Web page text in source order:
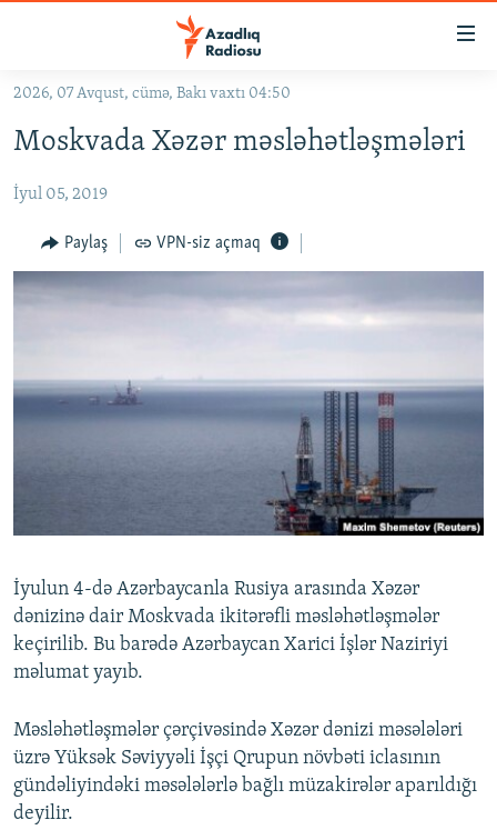
Əsas
qayıt
naviqasiyaya
Axtarışa
keç
KORRUPSIOMETR
#ƏSLINDƏ
FƏRQƏ BAX
MULTIMEDIA
AZƏRBAYCAN ƏDƏBIYYATI KITABXANASI
İZ - MƏDƏNIYYƏT PROQRAMI
MATERIALLARIMIZDAN ISTIFADƏ
AZADLIQRADIOSU MOBIL TELEFONUNUZDA
BIZIMLƏ ƏLAQƏ
XƏBƏR BÜLLETENLƏRIMIZ
BIZI IZLƏ
RFE/RL-in bütün saytları
2026, 07 Avqust, cümə, Bakı vaxtı 04:50
Moskvada Xəzər məsləhətləşmələri
İyul 05, 2019
Paylaş VPN-siz açmaq
İyulun 4-də Azərbaycanla Rusiya arasında Xəzər
dənizinə dair Moskvada ikitərəfli məsləhətləşmələr
keçirilib. Bu barədə Azərbaycan Xarici İşlər Naziriyi
məlumat yayıb.
Məsləhətləşmələr çərçivəsində Xəzər dənizi məsələləri
üzrə Yüksək Səviyyəli İşçi Qrupun növbəti iclasının
gündəliyindəki məsələlərlə bağlı müzakirələr aparıldığı
deyilir.